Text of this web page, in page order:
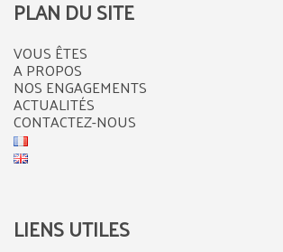
PLAN DU SITE
VOUS ÊTES
A PROPOS
NOS ENGAGEMENTS
ACTUALITÉS
CONTACTEZ-NOUS
LIENS UTILES